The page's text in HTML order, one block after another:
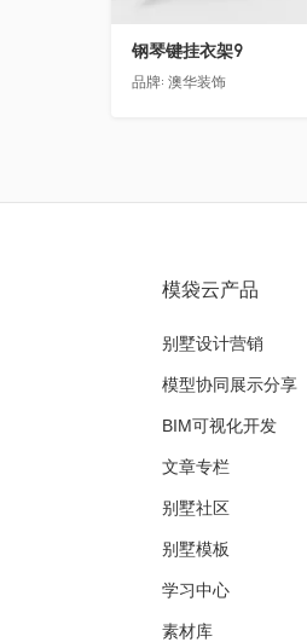
钢琴键挂衣架9
品牌: 澳华装饰
模袋云产品
别墅设计营销
模型协同展示分享
BIM可视化开发
文章专栏
别墅社区
别墅模板
学习中心
素材库